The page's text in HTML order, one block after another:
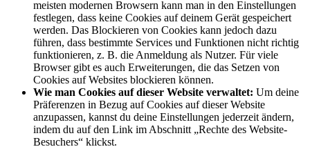
meisten modernen Browsern kann man in den Einstellungen
festlegen, dass keine Cookies auf deinem Gerät gespeichert
werden. Das Blockieren von Cookies kann jedoch dazu
führen, dass bestimmte Services und Funktionen nicht richtig
funktionieren, z. B. die Anmeldung als Nutzer. Für viele
Browser gibt es auch Erweiterungen, die das Setzen von
Cookies auf Websites blockieren können.
Wie man Cookies auf dieser Website verwaltet: Um deine
Präferenzen in Bezug auf Cookies auf dieser Website
anzupassen, kannst du deine Einstellungen jederzeit ändern,
indem du auf den Link im Abschnitt „Rechte des Website-
Besuchers“ klickst.